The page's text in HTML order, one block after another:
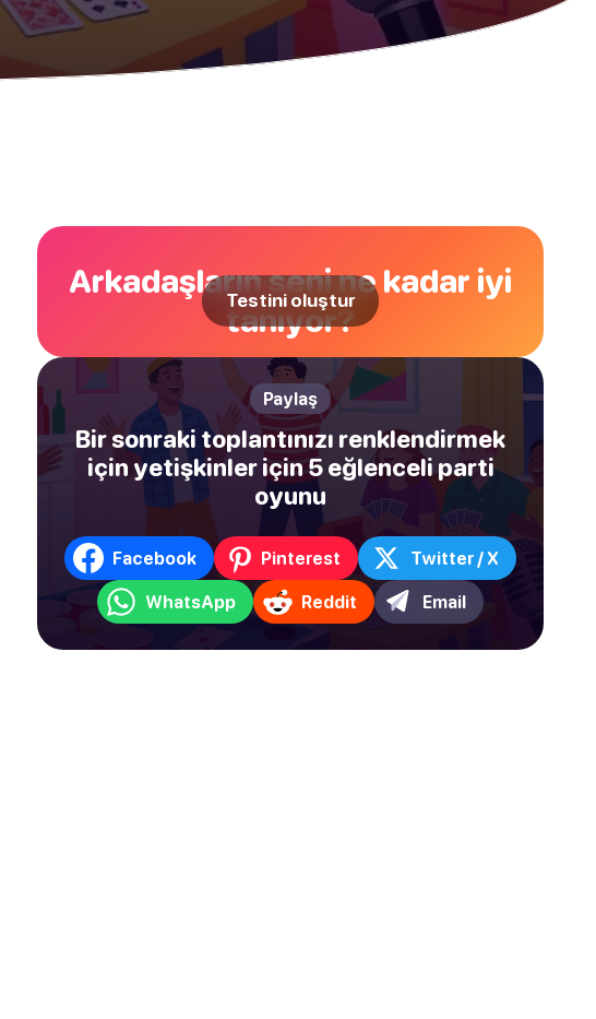
Arkadaşların seni ne kadar iyi
tanıyor?
Testini oluştur
Paylaş
Bir sonraki toplantınızı renklendirmek
için yetişkinler için 5 eğlenceli parti
oyunu
Facebook Pinterest Twitter / X
WhatsApp Reddit Email